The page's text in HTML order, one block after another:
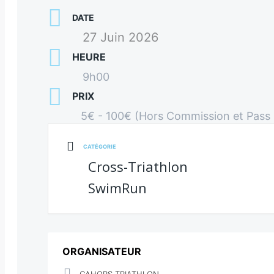
DATE
27 Juin 2026
HEURE
9h00
PRIX
5€ - 100€ (Hors Commission et
CATÉGORIE
Cross-Triathlon
SwimRun
ORGANISATEUR